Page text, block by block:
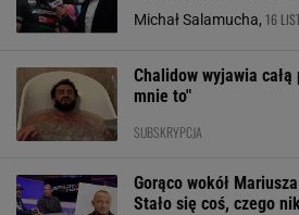
Michał Salamucha, 16
Chalidow wyjawia
mnie to"
SUBSKRYPCJA
Gorąco wokół
Stało się coś, czego